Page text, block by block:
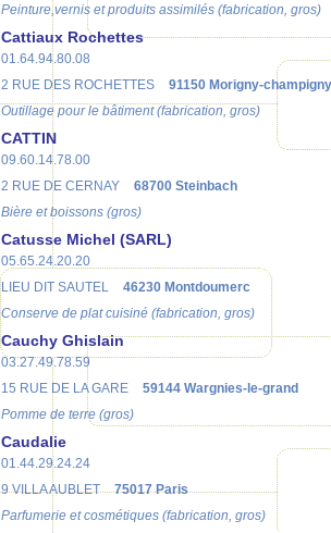
Peinture,vernis et produits assimilés (fabrication, gros)
Cattiaux Rochettes
01.64.94.80.08
2 RUE DES ROCHETTES
91150 Morigny-champigny
Outillage pour le bâtiment (fabrication, gros)
CATTIN
09.60.14.78.00
2 RUE DE CERNAY
68700 Steinbach
Bière et boissons (gros)
Catusse Michel (SARL)
05.65.24.20.20
LIEU DIT SAUTEL
46230 Montdoumerc
Conserve de plat cuisiné (fabrication, gros)
Cauchy Ghislain
03.27.49.78.59
15 RUE DE LA GARE
59144 Wargnies-le-grand
Pomme de terre (gros)
Caudalie
01.44.29.24.24
9 VILLA AUBLET
75017 Paris
Parfumerie et cosmétiques (fabrication, gros)